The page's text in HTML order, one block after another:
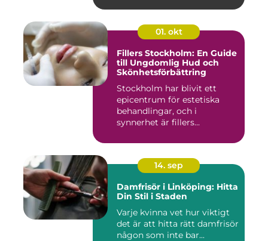
01. okt
Fillers Stockholm: En Guide
till Ungdomlig Hud och
Skönhetsförbättring
Stockholm har blivit ett
epicentrum för estetiska
behandlingar, och i
synnerhet är fillers...
14. sep
Damfrisör i Linköping: Hitta
Din Stil i Staden
Varje kvinna vet hur viktigt
det är att hitta rätt damfrisör
någon som inte bar...